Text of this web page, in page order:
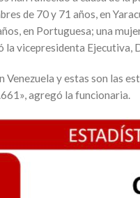
de 70 y 71 años, en
en Portuguesa; una
vicepresidenta Ejecutiva,
Venezuela y estas son las
agregó la funcionaria.